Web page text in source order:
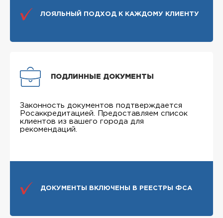
ЛОЯЛЬНЫЙ ПОДХОД К КАЖДОМУ КЛИЕНТУ
ПОДЛИННЫЕ ДОКУМЕНТЫ
Законность документов подтверждается
Росаккредитацией. Предоставляем список
клиентов из вашего города для
рекомендаций.
ДОКУМЕНТЫ ВКЛЮЧЕНЫ В РЕЕСТРЫ ФСА